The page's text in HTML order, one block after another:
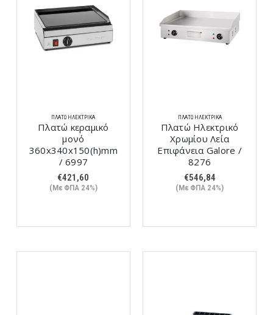
ΠΛΑΤΏ ΗΛΕΚΤΡΙΚΆ
Πλατώ κεραμικό
μονό
360x340x150(h)mm
/ 6997
€421,60
(Με ΦΠΑ 24%)
ΠΛΑΤΏ ΗΛΕΚΤΡΙΚΆ
Πλατώ Ηλεκτρικό
Χρωμίου Λεία
Επιφάνεια Galore /
8276
€546,84
(Με ΦΠΑ 24%)